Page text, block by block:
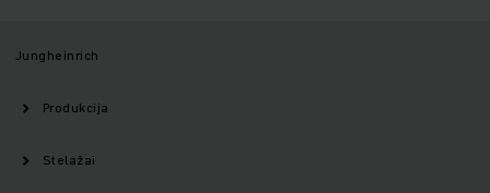
Jungheinrich
Produkcija
Stelažai